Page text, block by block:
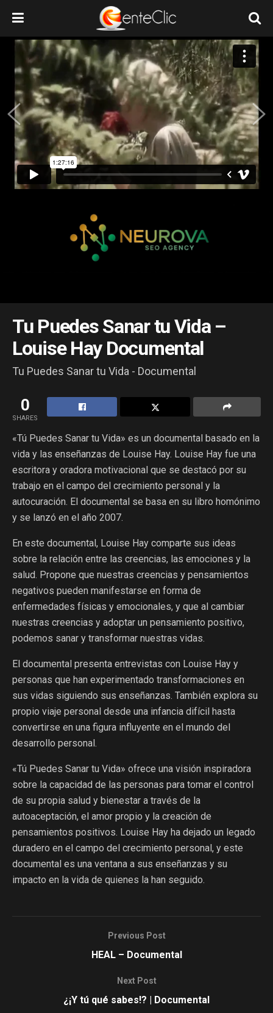
Tu Puedes Sanar tu Vida –
Louise Hay Documental
Tu Puedes Sanar tu Vida - Documental
0
SHARES
«Tú Puedes Sanar tu Vida» es un documental basado en la
vida y las enseñanzas de Louise Hay. Louise Hay fue una
escritora y oradora motivacional que se destacó por su
trabajo en el campo del crecimiento personal y la
autocuración. El documental se basa en su libro homónimo
y se lanzó en el año 2007.
En este documental, Louise Hay comparte sus ideas
sobre la relación entre las creencias, las emociones y la
salud. Propone que nuestras creencias y pensamientos
negativos pueden manifestarse en forma de
enfermedades físicas y emocionales, y que al cambiar
nuestras creencias y adoptar un pensamiento positivo,
podemos sanar y transformar nuestras vidas.
El documental presenta entrevistas con Louise Hay y
personas que han experimentado transformaciones en
sus vidas siguiendo sus enseñanzas. También explora su
propio viaje personal desde una infancia difícil hasta
convertirse en una figura influyente en el mundo del
desarrollo personal.
«Tú Puedes Sanar tu Vida» ofrece una visión inspiradora
sobre la capacidad de las personas para tomar el control
de su propia salud y bienestar a través de la
autoaceptación, el amor propio y la creación de
pensamientos positivos. Louise Hay ha dejado un legado
duradero en el campo del crecimiento personal, y este
documental es una ventana a sus enseñanzas y su
impacto en la vida de quienes la han seguido.
Previous Post
HEAL – Documental
Next Post
¿¡Y tú qué sabes!? | Documental